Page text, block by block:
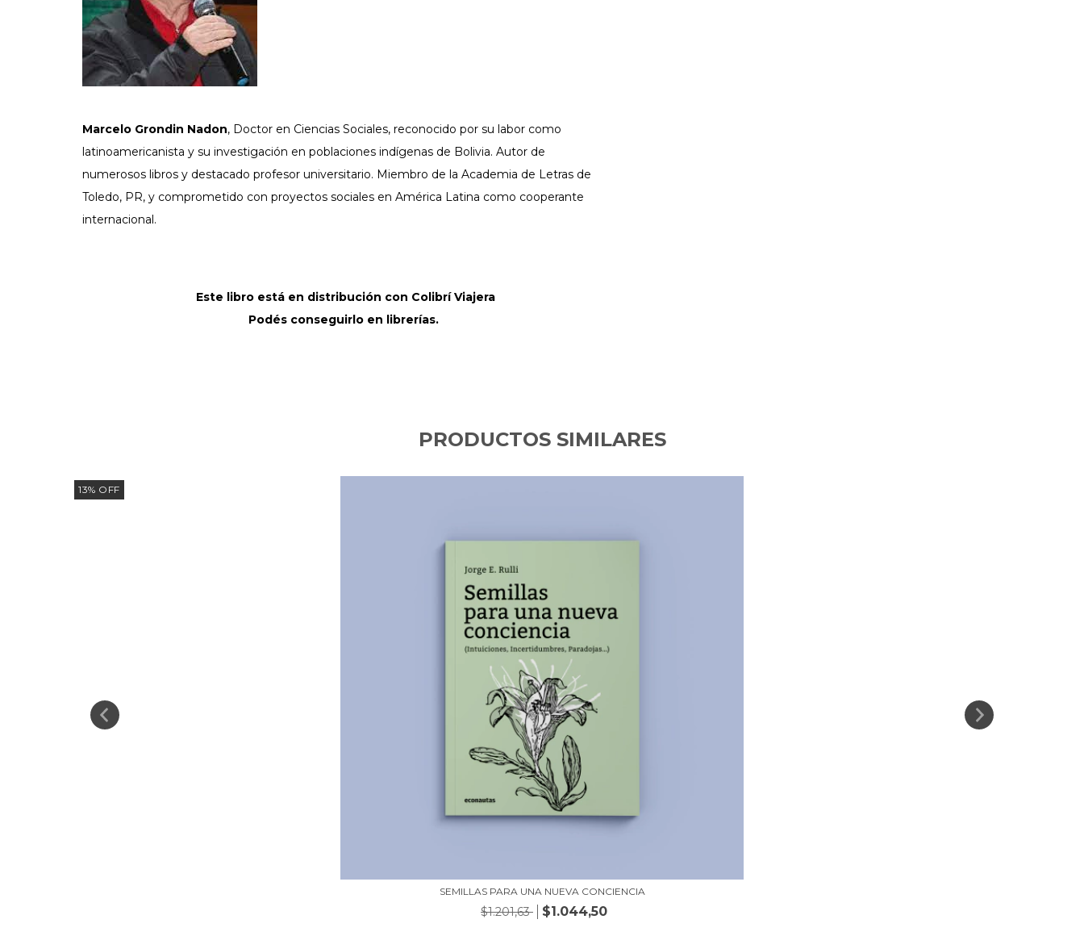
Marcelo Grondin Nadon, Doctor en Ciencias Sociales, reconocido por su labor como
latinoamericanista y su investigación en poblaciones indígenas de Bolivia. Autor de
numerosos libros y destacado profesor universitario. Miembro de la Academia de Letras de
Toledo, PR, y comprometido con proyectos sociales en América Latina como cooperante
internacional.
Este libro está en distribución con Colibrí Viajera
Podés conseguirlo en librerías.
PRODUCTOS SIMILARES
13% OFF
SEMILLAS PARA UNA NUEVA CONCIENCIA
$1.201,63 $1.044,50